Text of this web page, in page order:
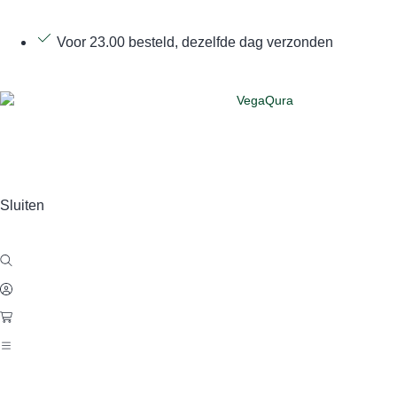
Voor 23.00 besteld, dezelfde dag verzonden
Sluiten